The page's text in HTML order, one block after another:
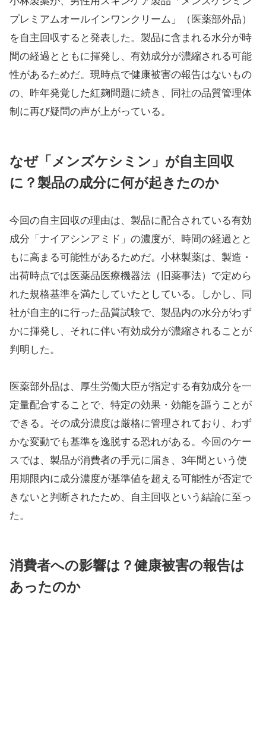
プレミアムオールインワンクリーム」（医薬部外品）
を自主回収すると発表した。製品に含まれる水分が時
間の経過とともに揮発し、有効成分が濃縮される可能
性があるためだ。現時点で健康被害の報告はないもの
の、昨年発覚した紅麹問題に続き、同社の品質管理体
制に再び疑問の声が上がっている。
なぜ「メンズケシミン」が自主回収
に？製品の成分に何が起きたのか
今回の自主回収の理由は、製品に配合されている有効
成分「ナイアシンアミド」の濃度が、時間の経過とと
もに高まる可能性があるためだ。小林製薬は、製造・
出荷時点では医薬品医療機器法（旧薬事法）で定めら
れた規格基準を満たしていたとしている。しかし、同
社が自主的に行った品質試験で、製品内の水分がわず
かに揮発し、それに伴い有効成分が濃縮されることが
判明した。
医薬部外品は、厚生労働大臣が指定する有効成分を一
定量配合することで、特定の効果・効能を謳うことが
できる。その成分濃度は厳格に管理されており、わず
かな変動でも基準を逸脱する恐れがある。今回のケー
スでは、製品が消費者の手元に届き、3年間という使
用期限内に成分濃度が基準値を超える可能性が否定で
きないと判断されたため、自主回収という結論に至っ
た。
消費者への影響は？健康被害の報告は
あったのか